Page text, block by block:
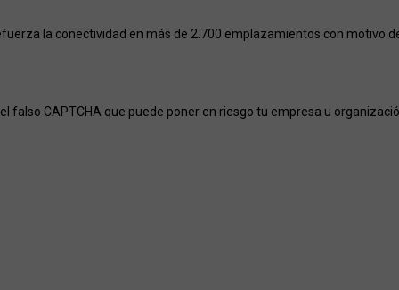
la conectividad en más de 2.700 emplazamientos con motivo
falso CAPTCHA que puede poner en riesgo tu empresa u